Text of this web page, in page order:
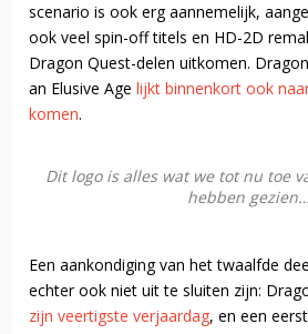
scenario is ook erg aannemelijk,
ook veel spin-off titels en HD-2D
Dragon Quest-delen uitkomen.
an Elusive Agelijkt binnenkort ook
komen.
Dit logo is alles wat we tot nu toe
hebben gezien…
Een aankondiging van het twaalfde
echter ook niet uit te sluiten zijn:
zijn veertigste verjaardag, en een